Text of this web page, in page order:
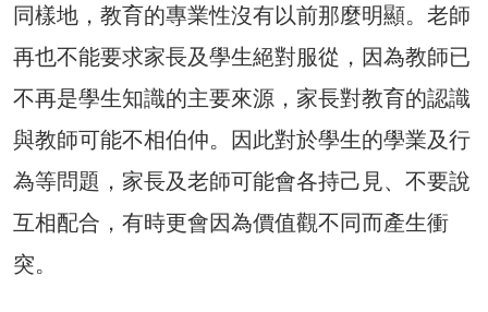
同樣地，教育的專業性沒有以前那麼明顯。老師
再也不能要求家長及學生絕對服從，因為教師已
不再是學生知識的主要來源，家長對教育的認識
與教師可能不相伯仲。因此對於學生的學業及行
為等問題，家長及老師可能會各持己見、不要說
互相配合，有時更會因為價值觀不同而產生衝
突。